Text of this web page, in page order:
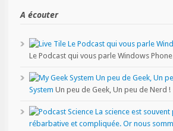
A écouter
Le Podcast qui vous parle Windows Phone
System Un peu de Geek, Un peu de Nerd !